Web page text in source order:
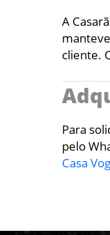
A
cliente.
Para
pelo
Casa